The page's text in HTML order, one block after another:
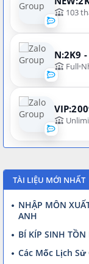
103
N:2K9
Full
TÀI LIỆU MỚI NHẤT
NHẬP MÔN
ANH
BÍ KÍP SINH
Các Mốc Lịch